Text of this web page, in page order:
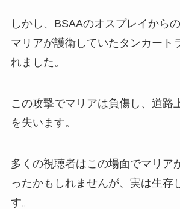
しかし、BSAAのオスプレイから
マリアが護衛していたタンカート
れました。
この攻撃でマリアは負傷し、道路
を失います。
多くの視聴者はこの場面でマリア
ったかもしれませんが、実は生存
す。